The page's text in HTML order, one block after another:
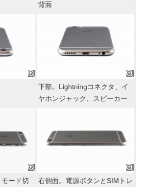
背面
下部。Lightningコネクタ、イ
ヤホンジャック、スピーカー
ード切
右側面。電源ボタンとSIMトレ